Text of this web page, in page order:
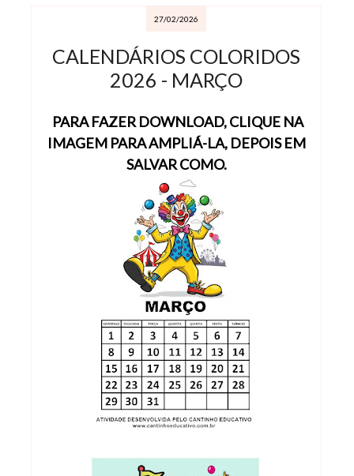
27/02/2026
CALENDÁRIOS COLORIDOS
2026 - MARÇO
PARA FAZER DOWNLOAD, CLIQUE NA
IMAGEM PARA AMPLIÁ-LA, DEPOIS EM
SALVAR COMO.